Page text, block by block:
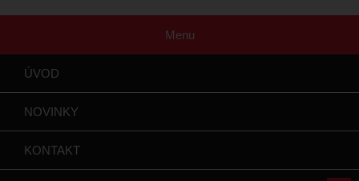
Menu
ÚVOD
NOVINKY
KONTAKT